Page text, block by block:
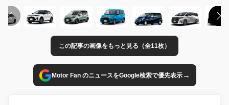
この記事の画像をもっと見る（全11枚）
Motor Fan のニュースをGoogle検索で優先表示→